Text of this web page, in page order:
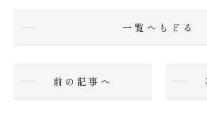
前の記事へ
一覧へもどる